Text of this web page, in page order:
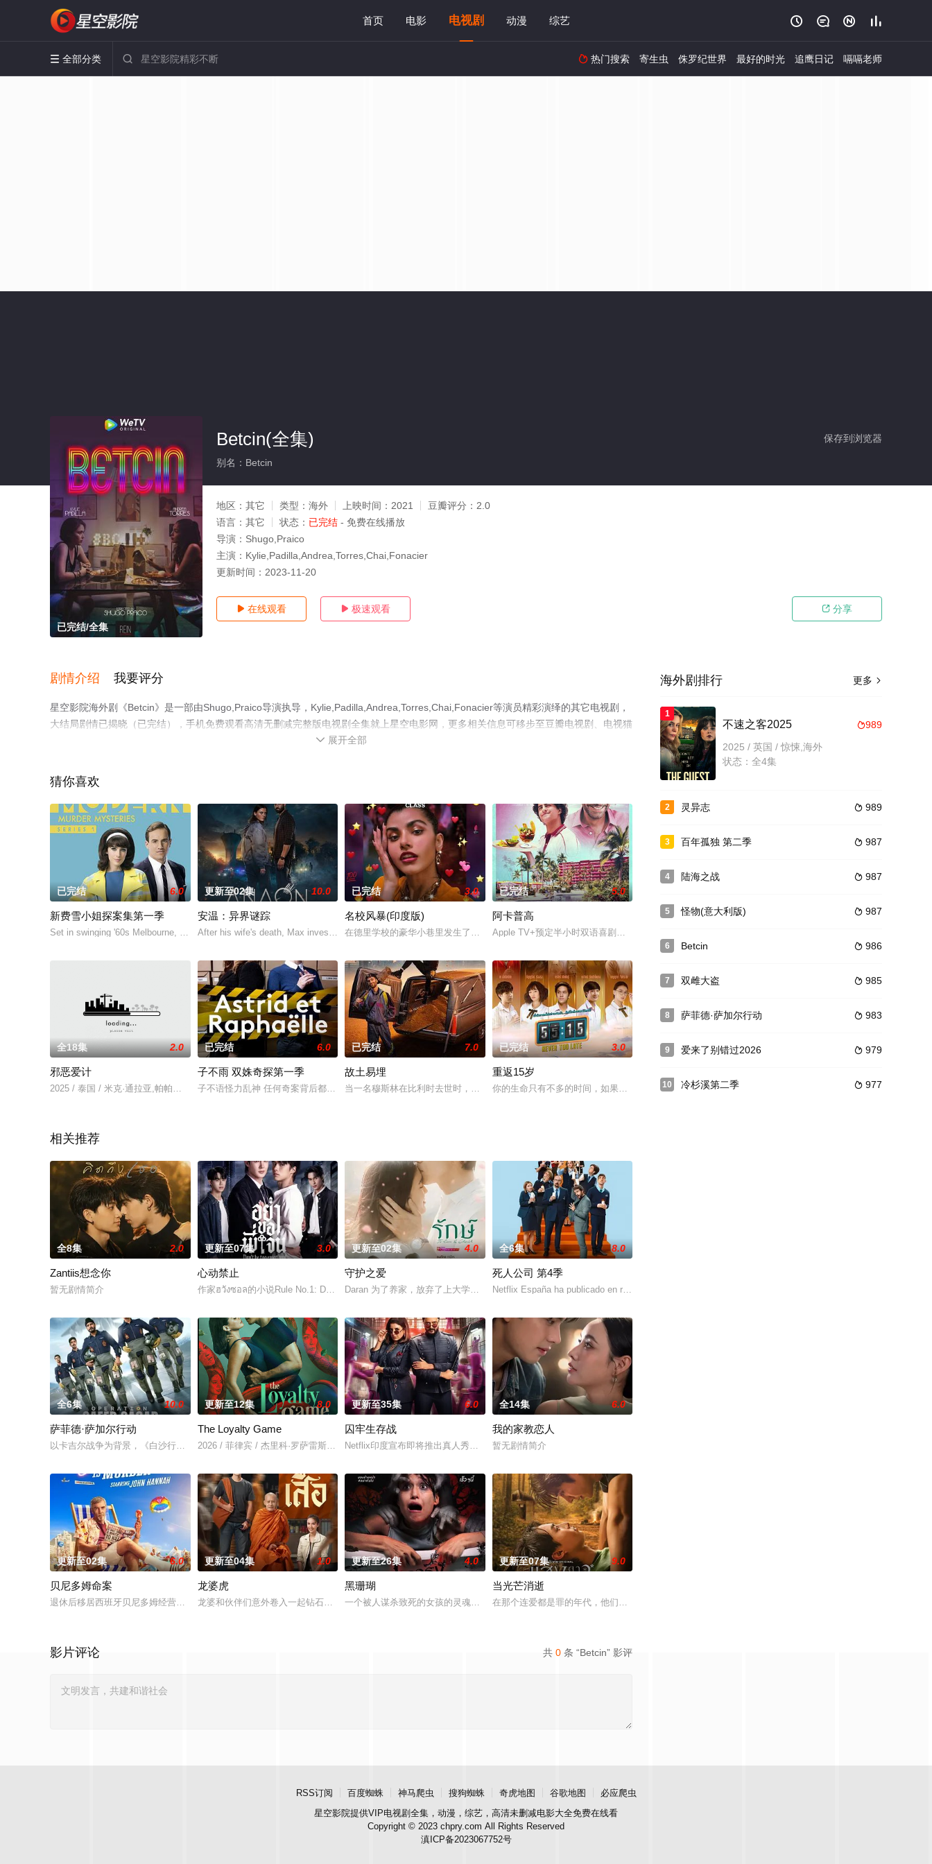
首页 电影 电视剧 动漫 综艺    
 全部分类   热门搜索 寄生虫 侏罗纪世界 最好的时光 追鹰日记 嗝嗝老师
已完结/全集
保存到浏览器
Betcin(全集)
别名：Betcin
地区： 其它 类型： 海外 上映时间： 2021 豆瓣评分： 2.0
语言： 其它 状态： 已完结 - 免费在线播放
导演： Shugo,Praico
主演： Kylie,Padilla,Andrea,Torres,Chai,Fonacier
更新时间： 2023-11-20
 在线观看  极速观看  分享
剧情介绍 我要评分
星空影院海外剧《Betcin》是一部由Shugo,Praico导演执导，Kylie,Padilla,Andrea,Torres,Chai,Fonacier等演员精彩演绎的其它电视剧，
大结局剧情已揭晓（已完结），手机免费观看高清无删减完整版电视剧全集就上星空电影网，更多相关信息可移步至豆瓣电视剧、电视猫
 展开全部
猜你喜欢
已完结 6.0
新费雪小姐探案集第一季
Set in swinging '60s Melbourne, the gorgeously reckless Peregrine Fisher
更新至02集 10.0
安温：异界谜踪
After his wife's death, Max investigates a teen's disappearance. His
已完结 3.0
名校风暴(印度版)
在德里学校的豪华小巷里发生了什么?他们的生活会带他们去哪里?目前，这些问题还没有答案，但很快就会有答案。
已完结 5.0
阿卡普高
Apple TV+预定半小时双语喜剧《阿卡普尔科 Acapulco》。这是一部西班牙语-英语剧集，Eugenio Derbez担
全18集 2.0
邪恶爱计
2025 / 泰国 / 米克·通拉亚,帕帕瓦迪·钱萨莫恩,吉尔迪彭·邦勒柴立,莎塔南·同诵布恩,孔查可恩·宋善藤,克里斯沙达·苏帕普洛姆
已完结 6.0
子不雨 双姝奇探第一季
子不语怪力乱神 任何奇案背后都隐藏着一套“拼图” 破案如解谜自闭症患者 阿斯特丽德 vs 热血女警探 拉斐尔 因缘际会组成一对神探搭档 屡破奇案~一桩桩案
已完结 7.0
故土易埋
当一名穆斯林在比利时去世时，他的亲戚陷入两难境地：“我们是把他埋葬在这里，还是把他带回出生地？”伊斯玛尔找到了一个解决办法：“从摩洛
已完结 3.0
重返15岁
你的生命只有不多的时间，如果有机会重返15岁，你会怎么抓住这最后的机会呢，五位55岁的人，他们分别
相关推荐
全8集 2.0
Zantiis想念你
暂无剧情简介
更新至07集 3.0
心动禁止
作家ฮวังซอล的小说Rule No.1: Don't Be Too Emotional อย่าขอพี่เจน影视化 3月23日作家FB透漏
更新至02集 4.0
守护之爱
Daran 为了养家，放弃了上大学的梦想，高中毕业后便开始工作。然而，她一直难以找到稳定的工作，最终只能在一家广播电视公司担任保安。命
全6集 8.0
死人公司 第4季
Netflix España ha publicado en redes sociales una foto en el set de maquillaj
全6集 10.0
萨菲德·萨加尔行动
以卡吉尔战争为背景，《白沙行动》讲述了印度空军"金色箭头"第17中队的故事，他们最初的任务是执行照相侦察任务。但当他们的中队长B.S.
更新至12集 8.0
The Loyalty Game
2026 / 菲律宾 / 杰里科·罗萨雷斯,珍妮·古铁雷斯,卡米娜·维拉罗尔
更新至35集 6.0
囚牢生存战
Netflix印度宣布即将推出真人秀节目《Lock Up》。制作方在分享节目海报时配文道：“准备好，Netflix即将面临现实的考验。
全14集 6.0
我的家教恋人
暂无剧情简介
更新至02集 6.0
贝尼多姆命案
退休后移居西班牙贝尼多姆经营酒吧的英国前刑警，原以为能过上平静生活。然而，当地接连发生游客离奇死亡事件，他不得不重拾侦探本能，与一位热衷真实犯罪的酒吧女招
更新至04集 1.0
龙婆虎
龙婆和伙伴们意外卷入一起钻石抢劫案，成为警方怀疑的对象。为了证明自己的清白、挽回声誉，他们踏上了一场惊险刺激、动作不断的冒险之旅。
更新至26集 4.0
黑珊瑚
一个被人谋杀致死的女孩的灵魂附到珊瑚上的故事。
更新至07集 9.0
当光芒消逝
在那个连爱都是罪的年代，他们选择了彼此。 1976年10月6日清晨，泰国爆发血腥镇压，大学生Ravin被迫逃
共 0 条 “Betcin” 影评
影片评论
更多 
海外剧排行
1
989
不速之客2025
2025 / 英国 / 惊悚,海外
状态：全4集
2  989
灵异志
3  987
百年孤独 第二季
4  987
陆海之战
5  987
怪物(意大利版)
6  986
Betcin
7  985
双雌大盗
8  983
萨菲德·萨加尔行动
9  979
爱来了别错过2026
10  977
冷杉溪第二季
RSS订阅 百度蜘蛛 神马爬虫 搜狗蜘蛛 奇虎地图 谷歌地图
必应爬虫
星空影院提供VIP电视剧全集，动漫，综艺，高清未删减电影大全免费在线看
Copyright © 2023 chpry.com All Rights Reserved
滇ICP备2023067752号